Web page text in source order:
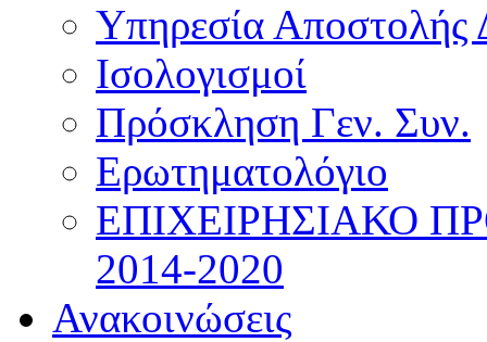
Υπηρεσία Αποστολής
Ισολογισμοί
Πρόσκληση Γεν. Συν.
Ερωτηματολόγιο
ΕΠΙΧΕΙΡΗΣΙΑΚΟ
2014-2020
Ανακοινώσεις